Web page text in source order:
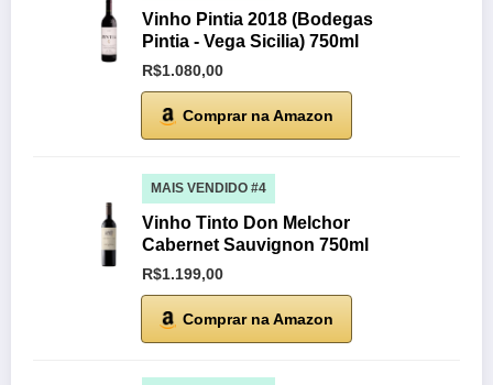
Vinho Pintia 2018 (Bodegas
Pintia - Vega Sicilia) 750ml
R$1.080,00
Comprar na Amazon
MAIS VENDIDO #4
Vinho Tinto Don Melchor
Cabernet Sauvignon 750ml
R$1.199,00
Comprar na Amazon